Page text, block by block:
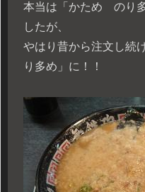
本当は「かため のり
したが、
やはり昔から注文し
り多め」に！！